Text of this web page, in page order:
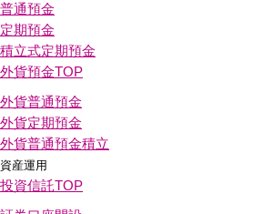
普通預金
定期預金
積立式定期預金
外貨預金TOP
外貨普通預金
外貨定期預金
外貨普通預金積立
資産運用
投資信託TOP